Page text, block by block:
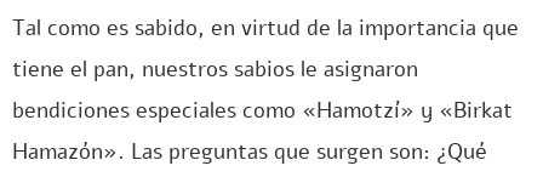
Tal como es sabido, en virtud de la importancia que
tiene el pan, nuestros sabios le asignaron
bendiciones especiales como «Hamotzí» y «Birkat
Hamazón». Las preguntas que surgen son: ¿Qué